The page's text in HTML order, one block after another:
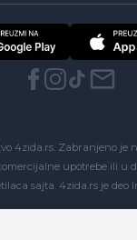
4zida.rs. Zabranjeno je
upotrebe ili u
sajta. 4zida.rs je deo